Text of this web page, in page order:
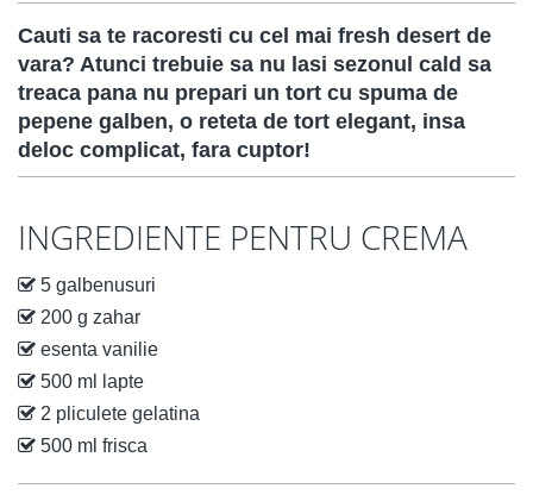
Cauti sa te racoresti cu cel mai fresh desert de
vara? Atunci trebuie sa nu lasi sezonul cald sa
treaca pana nu prepari un tort cu spuma de
pepene galben, o reteta de tort elegant, insa
deloc complicat, fara cuptor!
INGREDIENTE PENTRU CREMA
5 galbenusuri
200 g zahar
esenta vanilie
500 ml lapte
2 pliculete gelatina
500 ml frisca